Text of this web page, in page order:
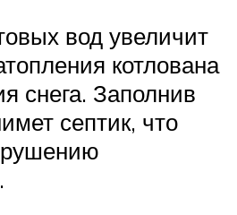
вод увеличит
котлована
снега. Заполнив
септик, что